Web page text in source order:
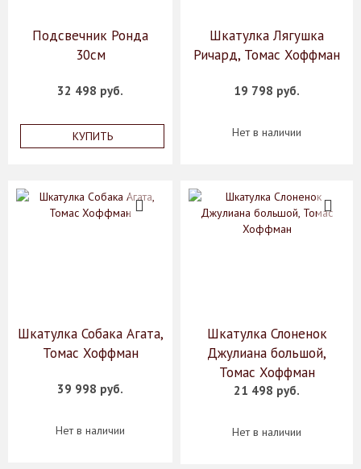
Подсвечник Ронда
30см
32 498 руб.
КУПИТЬ
Шкатулка Лягушка
Ричард, Томас Хоффман
19 798 руб.
Нет в наличии
Шкатулка Собака Агата,
Томас Хоффман
39 998 руб.
Нет в наличии
Шкатулка Слоненок
Джулиана большой,
Томас Хоффман
21 498 руб.
Нет в наличии